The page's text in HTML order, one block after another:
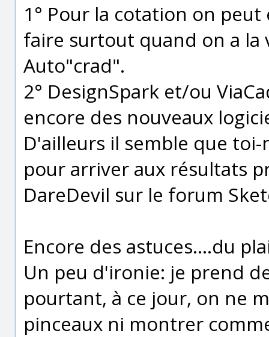
1° Pour la cotation on
faire surtout quand on a la
Auto"crad".
2° DesignSpark et/ou
encore des nouveaux
D'ailleurs il semble que
pour arriver aux résultats
DareDevil sur le forum
Encore des astuces....du
Un peu d'ironie: je prend
pourtant, à ce jour, on ne
pinceaux ni montrer